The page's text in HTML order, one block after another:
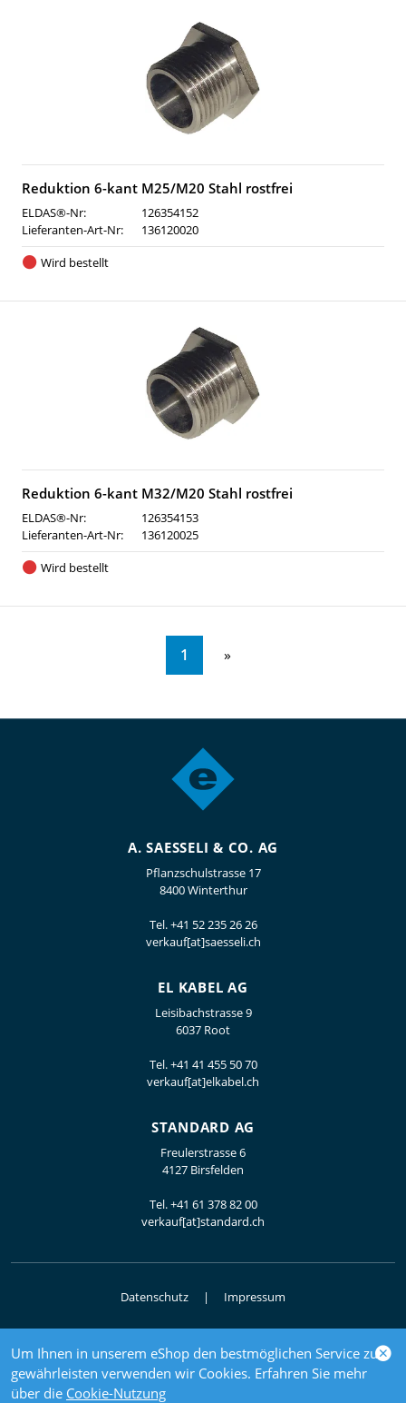
Um Ihnen in unserem eShop den bestmöglichen Service zu
gewährleisten verwenden wir Cookies. Erfahren Sie mehr
über die Cookie-Nutzung
Reduktion 6-kant M25/M20 Stahl rostfrei
ELDAS®-Nr:
126354152
Lieferanten-Art-Nr:
136120020
Wird bestellt
Reduktion 6-kant M32/M20 Stahl rostfrei
ELDAS®-Nr:
126354153
Lieferanten-Art-Nr:
136120025
Wird bestellt
1
A. SAESSELI & CO. AG
Pflanzschulstrasse 17
8400 Winterthur
Tel.+41 52 235 26 26
verkauf[at]saesseli.ch
EL KABEL AG
Leisibachstrasse 9
6037 Root
Tel.+41 41 455 50 70
verkauf[at]elkabel.ch
STANDARD AG
Freulerstrasse 6
4127 Birsfelden
Tel.+41 61 378 82 00
verkauf[at]standard.ch
Datenschutz Impressum
© 2026 Elektrogrosshandel
powered by polynorm